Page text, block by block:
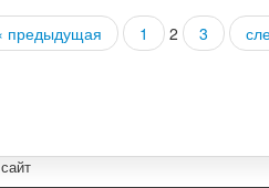
‹ предыдущая 1 2 3